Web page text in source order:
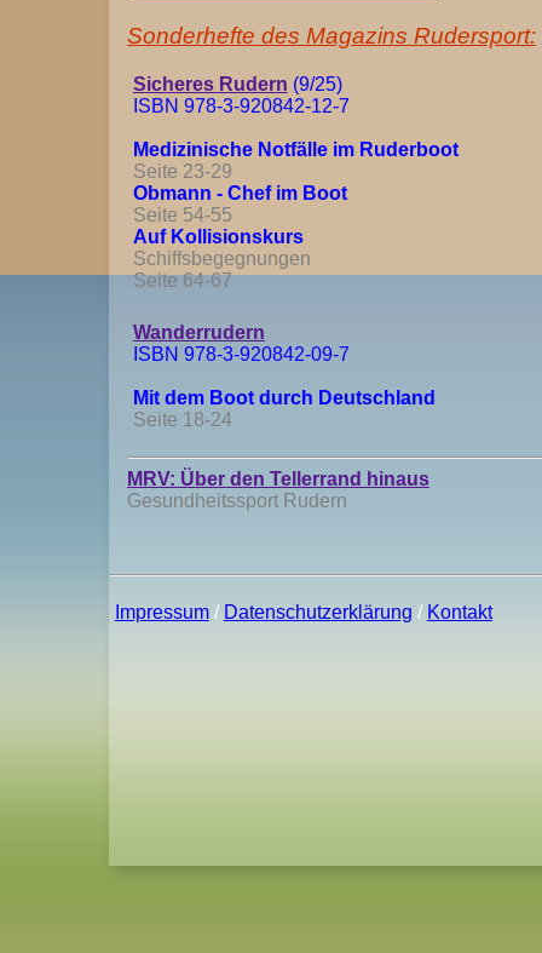
Sonderhefte des Magazins Rudersport:
Sicheres Rudern (9/25)
ISBN 978-3-920842-12-7
Medizinische Notfälle im Ruderboot
Seite 23-29
Obmann - Chef im Boot
Seite 54-55
Auf Kollisionskurs
Schiffsbegegnungen
Seite 64-67
Wanderrudern
ISBN 978-3-920842-09-7
Mit dem Boot durch Deutschland
Seite 18-24
MRV: Über den Tellerrand hinaus
Gesundheitssport Rudern
Impressum/ Datenschutzerklärung / Kontakt